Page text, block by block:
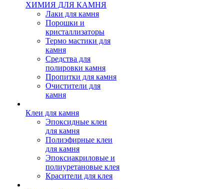
ХИМИЯ ДЛЯ КАМНЯ
Лаки для камня
Порошки и
кристаллизаторы
Термо мастики для
камня
Средства для
полировки камня
Пропитки для камня
Очистители для
камня
Клеи для камня
Эпоксидные клеи
для камня
Полиэфирные клеи
для камня
Эпоксиакриловые и
полиуретановые клея
Красители для клея